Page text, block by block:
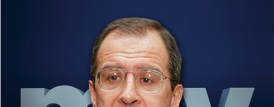
فن
رياضة